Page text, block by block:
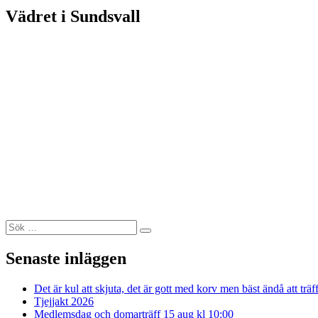
Vädret i Sundsvall
Sök
efter:
Sök
Senaste inläggen
Det är kul att skjuta, det är gott med korv men bäst ändå att
Tjejjakt 2026
Medlemsdag och domarträff 15 aug kl 10:00